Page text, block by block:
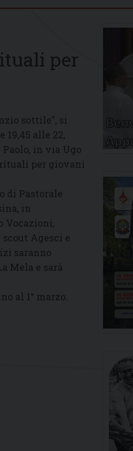
per
sottile”, si
19,45 alle 22,
in via Ugo
per giovani
di Pastorale
in
Vocazioni,
Agesci e
saranno
Mela e sarà
al 1° marzo.